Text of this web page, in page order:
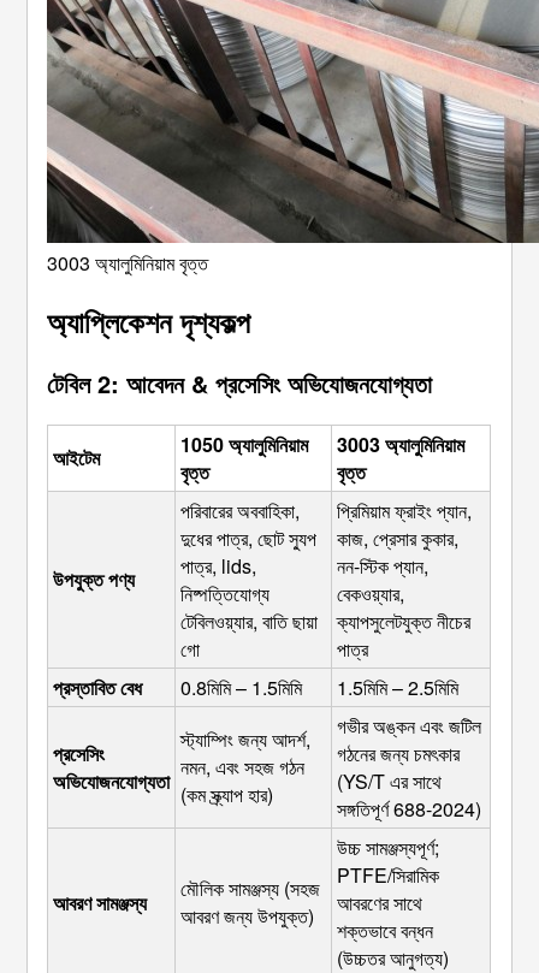
3003 অ্যালুমিনিয়াম বৃত্ত
অ্যাপ্লিকেশন দৃশ্যকল্প
টেবিল 2: আবেদন & প্রসেসিং অভিযোজনযোগ্যতা
আইটেম
1050 অ্যালুমিনিয়াম
বৃত্ত
3003 অ্যালুমিনিয়াম
বৃত্ত
উপযুক্ত পণ্য
পরিবারের অববাহিকা,
দুধের পাত্র, ছোট স্যুপ
পাত্র, lids,
নিষ্পত্তিযোগ্য
টেবিলওয়্যার, বাতি ছায়া
গো
প্রিমিয়াম ফ্রাইং প্যান,
কাজ, প্রেসার কুকার,
নন-স্টিক প্যান,
বেকওয়্যার,
ক্যাপসুলেটযুক্ত নীচের
পাত্র
প্রস্তাবিত বেধ
0.8মিমি – 1.5মিমি 1.5মিমি – 2.5মিমি
প্রসেসিং
অভিযোজনযোগ্যতা
স্ট্যাম্পিং জন্য আদর্শ,
নমন, এবং সহজ গঠন
(কম স্ক্র্যাপ হার)
গভীর অঙ্কন এবং জটিল
গঠনের জন্য চমৎকার
(YS/T এর সাথে
সঙ্গতিপূর্ণ 688-2024)
আবরণ সামঞ্জস্য
মৌলিক সামঞ্জস্য (সহজ
আবরণ জন্য উপযুক্ত)
উচ্চ সামঞ্জস্যপূর্ণ;
PTFE/সিরামিক
আবরণের সাথে
শক্তভাবে বন্ধন
(উচ্চতর আনুগত্য)